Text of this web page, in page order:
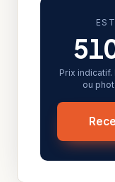
Prix
ou